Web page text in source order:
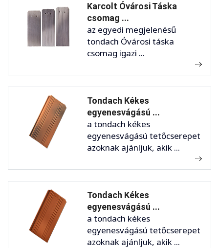
Karcolt Óvárosi Táska
csomag ...
az egyedi megjelenésű
tondach Óvárosi táska
csomag igazi ...
Tondach Kékes
egyenesvágású ...
a tondach kékes
egyenesvágású tetőcserepet
azoknak ajánljuk, akik ...
Tondach Kékes
egyenesvágású ...
a tondach kékes
egyenesvágású tetőcserepet
azoknak ajánljuk, akik ...